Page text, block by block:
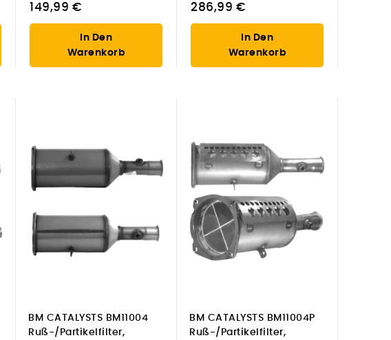
149,99 €
In Den
Warenkorb
286,99 €
In Den
Warenkorb
BM CATALYSTS BM11004
Ruß-/Partikelfilter,
BM CATALYSTS BM11004P
Ruß-/Partikelfilter,